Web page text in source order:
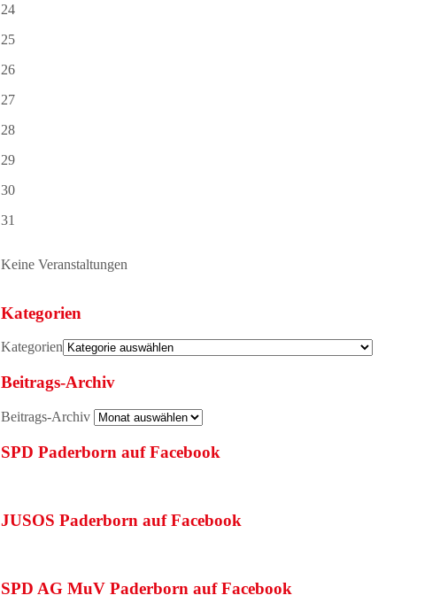
24
25
26
27
28
29
30
31
Keine Veranstaltungen
Kategorien
Kategorien
Beitrags-Archiv
Beitrags-Archiv
SPD Paderborn auf Facebook
JUSOS Paderborn auf Facebook
SPD AG MuV Paderborn auf Facebook